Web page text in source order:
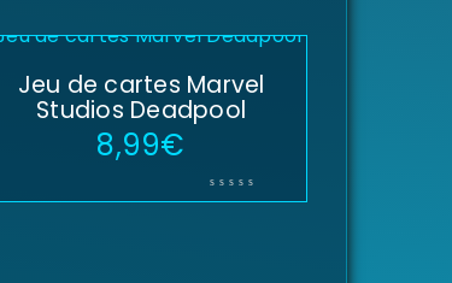
Jeu de cartes Marvel
Studios Deadpool
8,99€